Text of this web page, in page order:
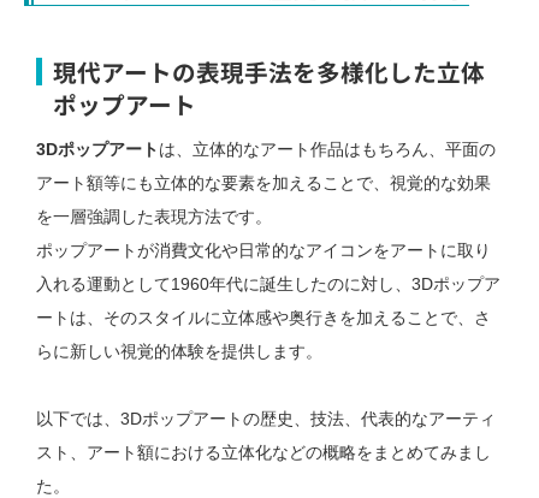
現代アートの表現手法を多様化した立体
ポップアート
3Dポップアートは、立体的なアート作品はもちろん、平面の
アート額等にも立体的な要素を加えることで、視覚的な効果
を一層強調した表現方法です。
ポップアートが消費文化や日常的なアイコンをアートに取り
入れる運動として1960年代に誕生したのに対し、3Dポップア
ートは、そのスタイルに立体感や奥行きを加えることで、さ
らに新しい視覚的体験を提供します。
以下では、3Dポップアートの歴史、技法、代表的なアーティ
スト、アート額における立体化などの概略をまとめてみまし
た。